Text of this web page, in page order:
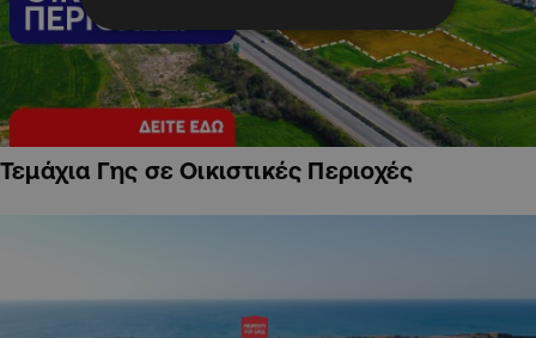
Τεμάχια Γης σε Οικιστικές Περιοχές